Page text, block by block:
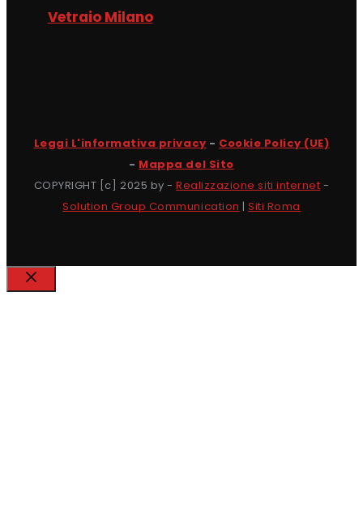
Vetraio Milano
Leggi L'informativa privacy - Cookie Policy (UE)
- Mappa del Sito
COPYRIGHT [c] 2025 by -Realizzazione siti internet -
Solution Group Communication |Siti Roma